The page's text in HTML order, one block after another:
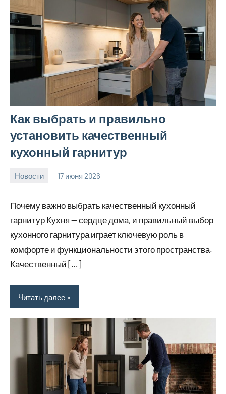
Как выбрать и правильно
установить качественный
кухонный гарнитур
Новости 17 июня 2026
Почему важно выбрать качественный кухонный
гарнитур Кухня — сердце дома, и правильный выбор
кухонного гарнитура играет ключевую роль в
комфорте и функциональности этого пространства.
Качественный […]
Читать далее